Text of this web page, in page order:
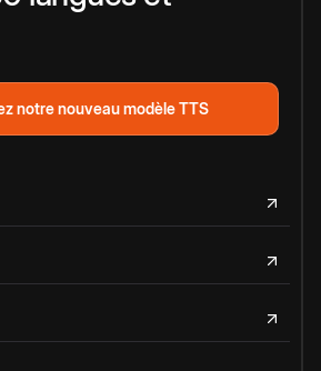
notre nouveau modèle TTS